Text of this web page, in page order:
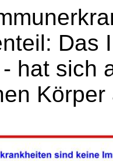
Das
hat sich